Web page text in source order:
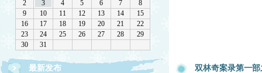
最新发布 双林奇案录第一